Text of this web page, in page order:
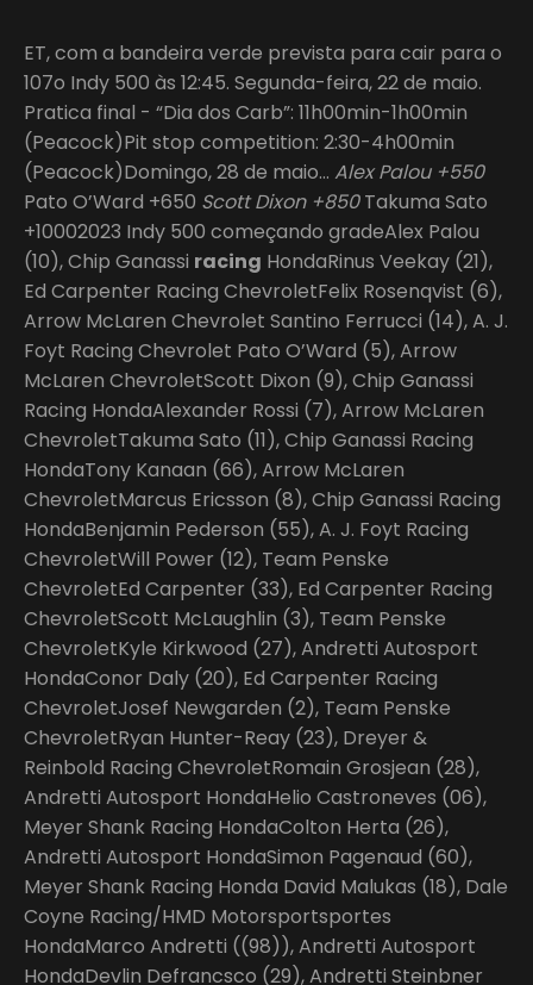
ET, com a bandeira verde prevista para cair para o
107o Indy 500 às 12:45. Segunda-feira, 22 de maio.
Pratica final - “Dia dos Carb”: 11h00min-1h00min
(Peacock)Pit stop competition: 2:30-4h00min
(Peacock)Domingo, 28 de maio… Alex Palou +550
Pato O’Ward +650 Scott Dixon +850Takuma Sato
+10002023 Indy 500 começando gradeAlex Palou
(10), Chip Ganassi racing HondaRinus Veekay (21),
Ed Carpenter Racing ChevroletFelix Rosenqvist (6),
Arrow McLaren Chevrolet Santino Ferrucci (14), A. J.
Foyt Racing Chevrolet Pato O’Ward (5), Arrow
McLaren ChevroletScott Dixon (9), Chip Ganassi
Racing HondaAlexander Rossi (7), Arrow McLaren
ChevroletTakuma Sato (11), Chip Ganassi Racing
HondaTony Kanaan (66), Arrow McLaren
ChevroletMarcus Ericsson (8), Chip Ganassi Racing
HondaBenjamin Pederson (55), A. J. Foyt Racing
ChevroletWill Power (12), Team Penske
ChevroletEd Carpenter (33), Ed Carpenter Racing
ChevroletScott McLaughlin (3), Team Penske
ChevroletKyle Kirkwood (27), Andretti Autosport
HondaConor Daly (20), Ed Carpenter Racing
ChevroletJosef Newgarden (2), Team Penske
ChevroletRyan Hunter-Reay (23), Dreyer &
Reinbold Racing ChevroletRomain Grosjean (28),
Andretti Autosport HondaHelio Castroneves (06),
Meyer Shank Racing HondaColton Herta (26),
Andretti Autosport HondaSimon Pagenaud (60),
Meyer Shank Racing Honda David Malukas (18), Dale
Coyne Racing/HMD Motorsportsportes
HondaMarco Andretti ((98)), Andretti Autosport
HondaDevlin Defrancsco (29), Andretti Steinbner